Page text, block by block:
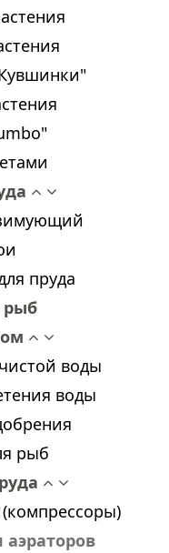
пруда
рыб
воды
воды
рыб